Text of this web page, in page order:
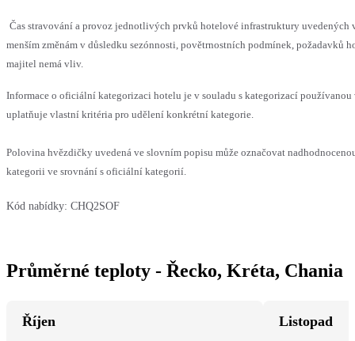
Čas stravování a provoz jednotlivých prvků hotelové infrastruktury uvedených
menším změnám v důsledku sezónnosti, povětrnostních podmínek, požadavků
majitel nemá vliv.
Informace o oficiální kategorizaci hotelu je v souladu s kategorizací používanou
uplatňuje vlastní kritéria pro udělení konkrétní kategorie.
Polovina hvězdičky uvedená ve slovním popisu může označovat
kategorii ve srovnání s oficiální kategorií.
Kód nabídky: CHQ2SOF
Průměrné teploty - Řecko, Kréta, Chania
Říjen
Listopad